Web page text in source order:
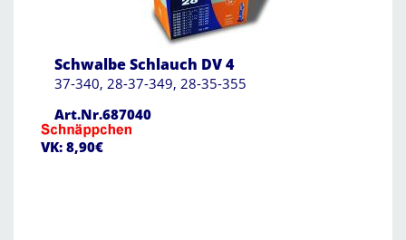
Schwalbe Schlauch DV 4
37-340, 28-37-349, 28-35-355
Art.Nr.687040
VK: 8,90€